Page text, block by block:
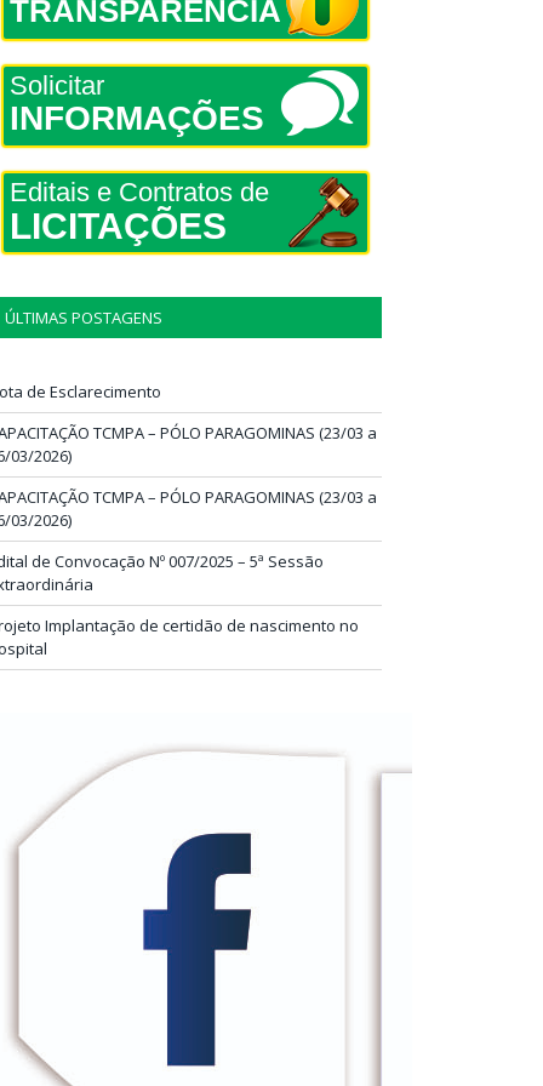
TRANSPARÊNCIA
Solicitar
INFORMAÇÕES
Editais e Contratos de
LICITAÇÕES
ÚLTIMAS POSTAGENS
de Esclarecimento
TCMPA – PÓLO PARAGOMINAS (23/03 a
03/2026)
TCMPA – PÓLO PARAGOMINAS (23/03 a
03/2026)
de Convocação Nº 007/2025 – 5ª Sessão
Implantação de certidão de nascimento no